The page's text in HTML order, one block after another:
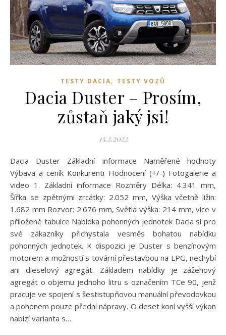
TESTY DACIA, TESTY VOZŮ
Dacia Duster – Prosím,
zůstaň jaký jsi!
15.2.2022
Dacia Duster Základní informace Naměřené hodnoty
Výbava a ceník Konkurenti Hodnocení (+/-) Fotogalerie a
video 1. Základní informace Rozměry Délka: 4.341 mm,
Šířka se zpětnými zrcátky: 2.052 mm, Výška včetně ližin:
1.682 mm Rozvor: 2.676 mm, Světlá výška: 214 mm, více v
přiložené tabulce Nabídka pohonných jednotek Dacia si pro
své zákazníky přichystala vesměs bohatou nabídku
pohonných jednotek. K dispozici je Duster s benzínovým
motorem a možností s tovární přestavbou na LPG, nechybí
ani dieselový agregát. Základem nabídky je zážehový
agregát o objemu jednoho litru s označením TCe 90, jenž
pracuje ve spojení s šestistupňovou manuální převodovkou
a pohonem pouze přední nápravy. O deset koní vyšší výkon
nabízí varianta s…